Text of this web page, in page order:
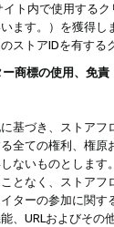
ト内で使用するク
ます。）を獲得し
ストアIDを有す
商標の使用、免責
基づき、ストア
全ての権利、権
ないものとしま
となく、ストア
ターの参加に関
、URLおよびそ